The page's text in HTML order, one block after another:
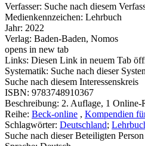
Verfasser: Suche nach diesem
Medienkennzeichen: Lehrbuch
Jahr: 2022
Verlag: Baden-Baden, Nomos
opens in new tab
Links: Diesen Link in neuem Tab
Systematik: Suche nach dieser
Suche nach diesem Interessenskreis
ISBN: 9783748910367
Beschreibung: 2. Auflage, 1 Online-
Reihe: Beck-online , Kompendien
Schlagwörter: Deutschland;
Suche nach dieser Beteiligten Person